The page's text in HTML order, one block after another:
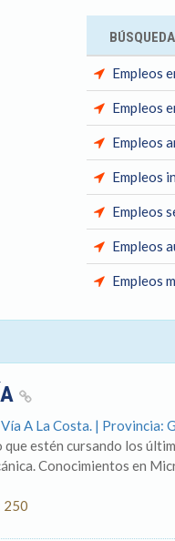
Empleos
Empleos
Empleos
Empleos
Empleos
Empleos
Empleos
A La Costa. | Provincia:
estén cursando los
Conocimientos en
250